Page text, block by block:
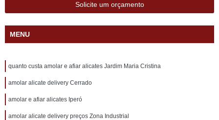
Solicite um orçamento
MENU
quanto custa amolar e afiar alicates Jardim Maria Cristina
amolar alicate delivery Cerrado
amolar e afiar alicates Iperó
amolar alicate delivery preços Zona Industrial